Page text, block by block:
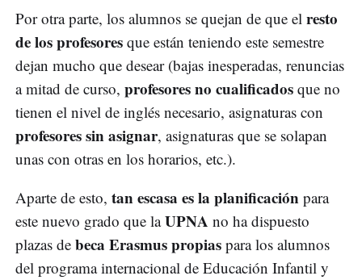
Por otra parte, los alumnos se quejan de que el resto
de los profesores que están teniendo este semestre
dejan mucho que desear (bajas inesperadas, renuncias
a mitad de curso, profesores no cualificados que no
tienen el nivel de inglés necesario, asignaturas con
profesores sin asignar, asignaturas que se solapan
unas con otras en los horarios, etc.).
Aparte de esto, tan escasa es la planificación para
este nuevo grado que laUPNA no ha dispuesto
plazas de beca Erasmus propias para los alumnos
del programa internacional de Educación Infantil y